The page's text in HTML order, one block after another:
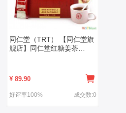
同仁堂（TRT） 【同仁堂旗
舰店】同仁堂红糖姜茶
¥ 89.90
好评率100% 成交数:0